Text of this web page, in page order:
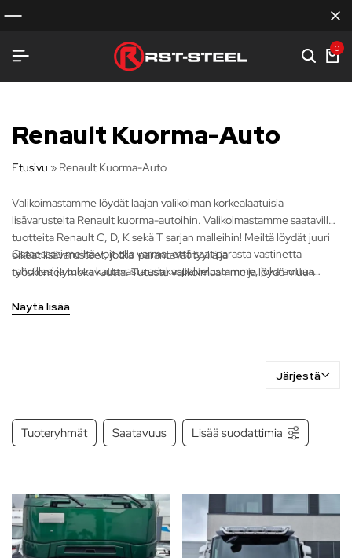
0
Renault Kuorma-Auto
Etusivu » Renault Kuorma-Auto
Valikoimastamme löydät laajan valikoiman korkealaatuisia
lisävarusteita Renault kuorma-autoihin. Valikoimastamme saatavilla
tuotteita Renault C, D, K sekä T sarjan malleihin! Meiltä löydät juuri
oikeat lisävarusteet, jotka parantavat tyyliä ja
työskentelymukavuutta. Tutustu valikoimaamme ja löydä muun
muassa karjapuskurit, valotelineet, etuhelmaputket ja paljon muuta.
Ostaessasi meiltä voit olla varma, että saat parasta vastinetta
rahoillesi ja tukea kattavasta asiakaspalvelustamme, joka auttaa
sinua valitsemaan juuri sinulle sopivat lisävarusteet.
Näytä lisää
Järjestä
Tuoteryhmät Saatavuus Lisää suodattimia